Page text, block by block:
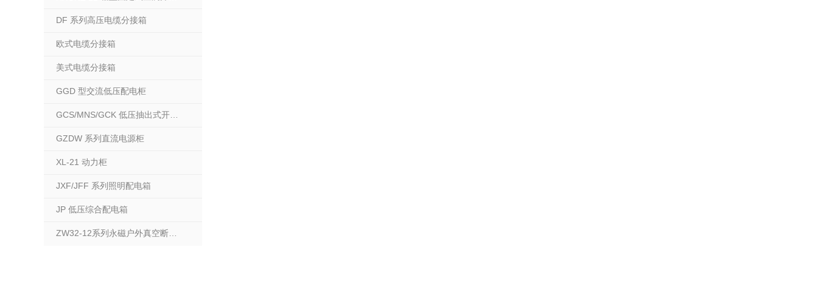
DF 系列高压电缆分接箱
欧式电缆分接箱
美式电缆分接箱
GGD 型交流低压配电柜
GZDW 系列直流电源柜
XL-21 动力柜
JXF/JFF 系列照明配电箱
JP 低压综合配电箱